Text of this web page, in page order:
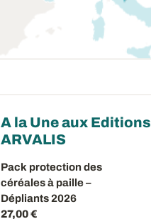
A la Une aux Editions
ARVALIS
Pack protection des
céréales à paille –
Dépliants 2026
27,00 €